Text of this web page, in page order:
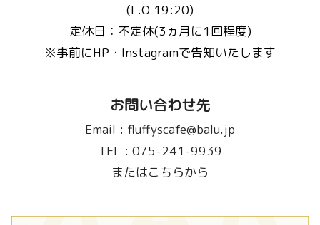
(L.O 19:20)
定休日：不定休(3ヵ月に1回程度)
※事前にHP・Instagramで告知いたします
お問い合わせ先
Email : fluffyscafe@balu.jp
TEL : 075-241-9939
またはこちらから